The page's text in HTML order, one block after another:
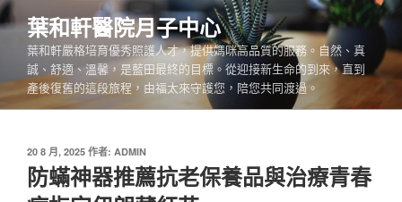
跳
至
內
葉和軒醫院月子中心
葉和軒嚴格培育優秀照護人才，提供媽咪高品質的服務。自然、真
誠、舒適、溫馨，是藍田最終的目標。從迎接新生命的到來，直到
產後復舊的這段旅程，由福太來守護您，陪您共同渡過。
發
佈
於
20 8 月, 2025 作者: ADMIN
防蟎神器推薦抗老保養品與治療青春